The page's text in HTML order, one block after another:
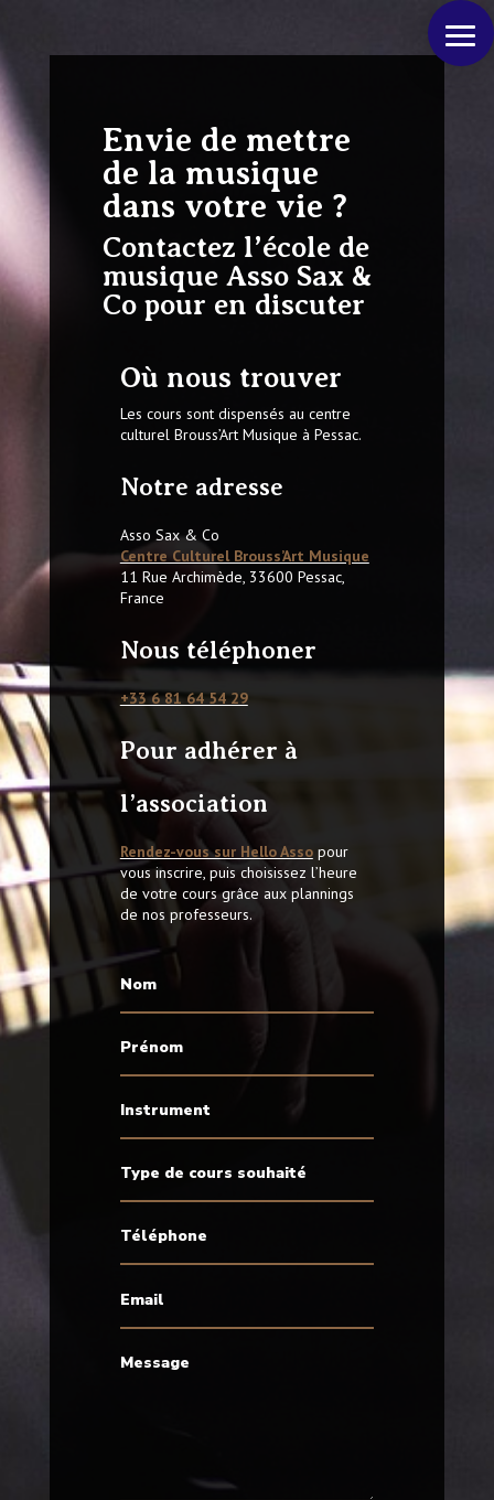
Envie de mettre
de la musique
dans votre vie ?
Contactez l’école de
musique Asso Sax &
Co pour en discuter
Où nous trouver
Les cours sont dispensés au centre
culturel Brouss’Art Musique à Pessac.
Notre adresse
Asso Sax & Co
Centre Culturel Brouss’Art Musique
11 Rue Archimède, 33600 Pessac,
France
Nous téléphoner
+33 6 81 64 54 29
Pour adhérer à
l’association
Rendez-vous sur Hello Assopour
vous inscrire, puis choisissez l’heure
de votre cours grâce aux plannings
de nos professeurs.